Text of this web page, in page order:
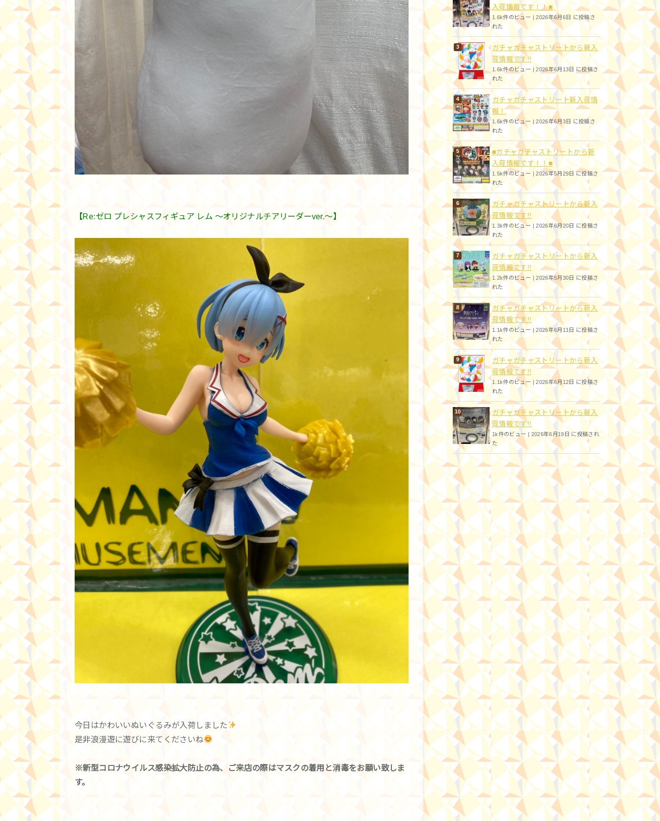
【Re:ゼロ プレシャスフィギュア レム 〜オリジナルチアリーダーver.〜】
今日はかわいいぬいぐるみが入荷しました
是非浪漫遊に遊びに来てくださいね
※新型コロナウイルス感染拡大防止の為、ご来店の際はマスクの着用と消毒をお願い致しま
す。
入荷情報です！！■
1.6k件のビュー |2026年6月6日 に投稿さ
れた
ガチャガチャストリートから新入
荷情報です!!
1.6k件のビュー|2026年6月13日 に投稿さ
れた
ガチャガチャストリート新入荷情
報！
1.6k件のビュー |2026年6月3日 に投稿さ
れた
■ガチャガチャストリートから新
入荷情報です！！■
1.5k件のビュー |2026年5月29日 に投稿さ
れた
ガチャガチャストリートから新入
荷情報です!!
1.3k件のビュー|2026年6月20日 に投稿さ
れた
ガチャガチャストリートから新入
荷情報です!!
1.2k件のビュー |2026年5月30日 に投稿さ
れた
ガチャガチャストリートから新入
荷情報です!!
1.1k件のビュー|2026年6月11日 に投稿さ
れた
ガチャガチャストリートから新入
荷情報です!!
1.1k件のビュー |2026年6月12日 に投稿さ
れた
ガチャガチャストリートから新入
荷情報です!!
1k件のビュー |2026年6月19日 に投稿され
た